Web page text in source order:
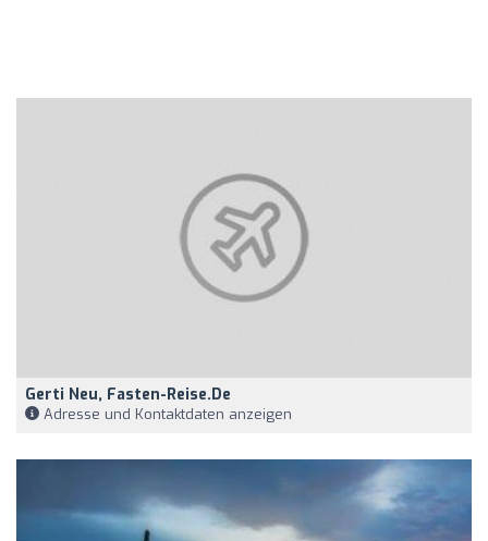
Gerti Neu, Fasten-Reise.de
Adresse und Kontaktdaten anzeigen